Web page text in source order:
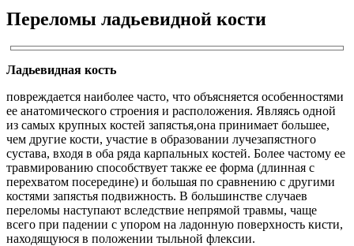
Переломы ладьевидной кости
Ладьевидная кость
повреждается наиболее часто, что объясняется особенностями
ее анатомического строения и расположения. Являясь одной
из самых крупных костей запястья,она принимает большее,
чем другие кости, участие в образовании лучезапястного
сустава, входя в оба ряда карпальных костей. Более частому ее
травмированию способствует также ее форма (длинная с
перехватом посередине) и большая по сравнению с другими
костями запястья подвижность. В большинстве случаев
переломы наступают вследствие непрямой травмы, чаще
всего при падении с упором на ладонную поверхность кисти,
находящуюся в положении тыльной флексии.